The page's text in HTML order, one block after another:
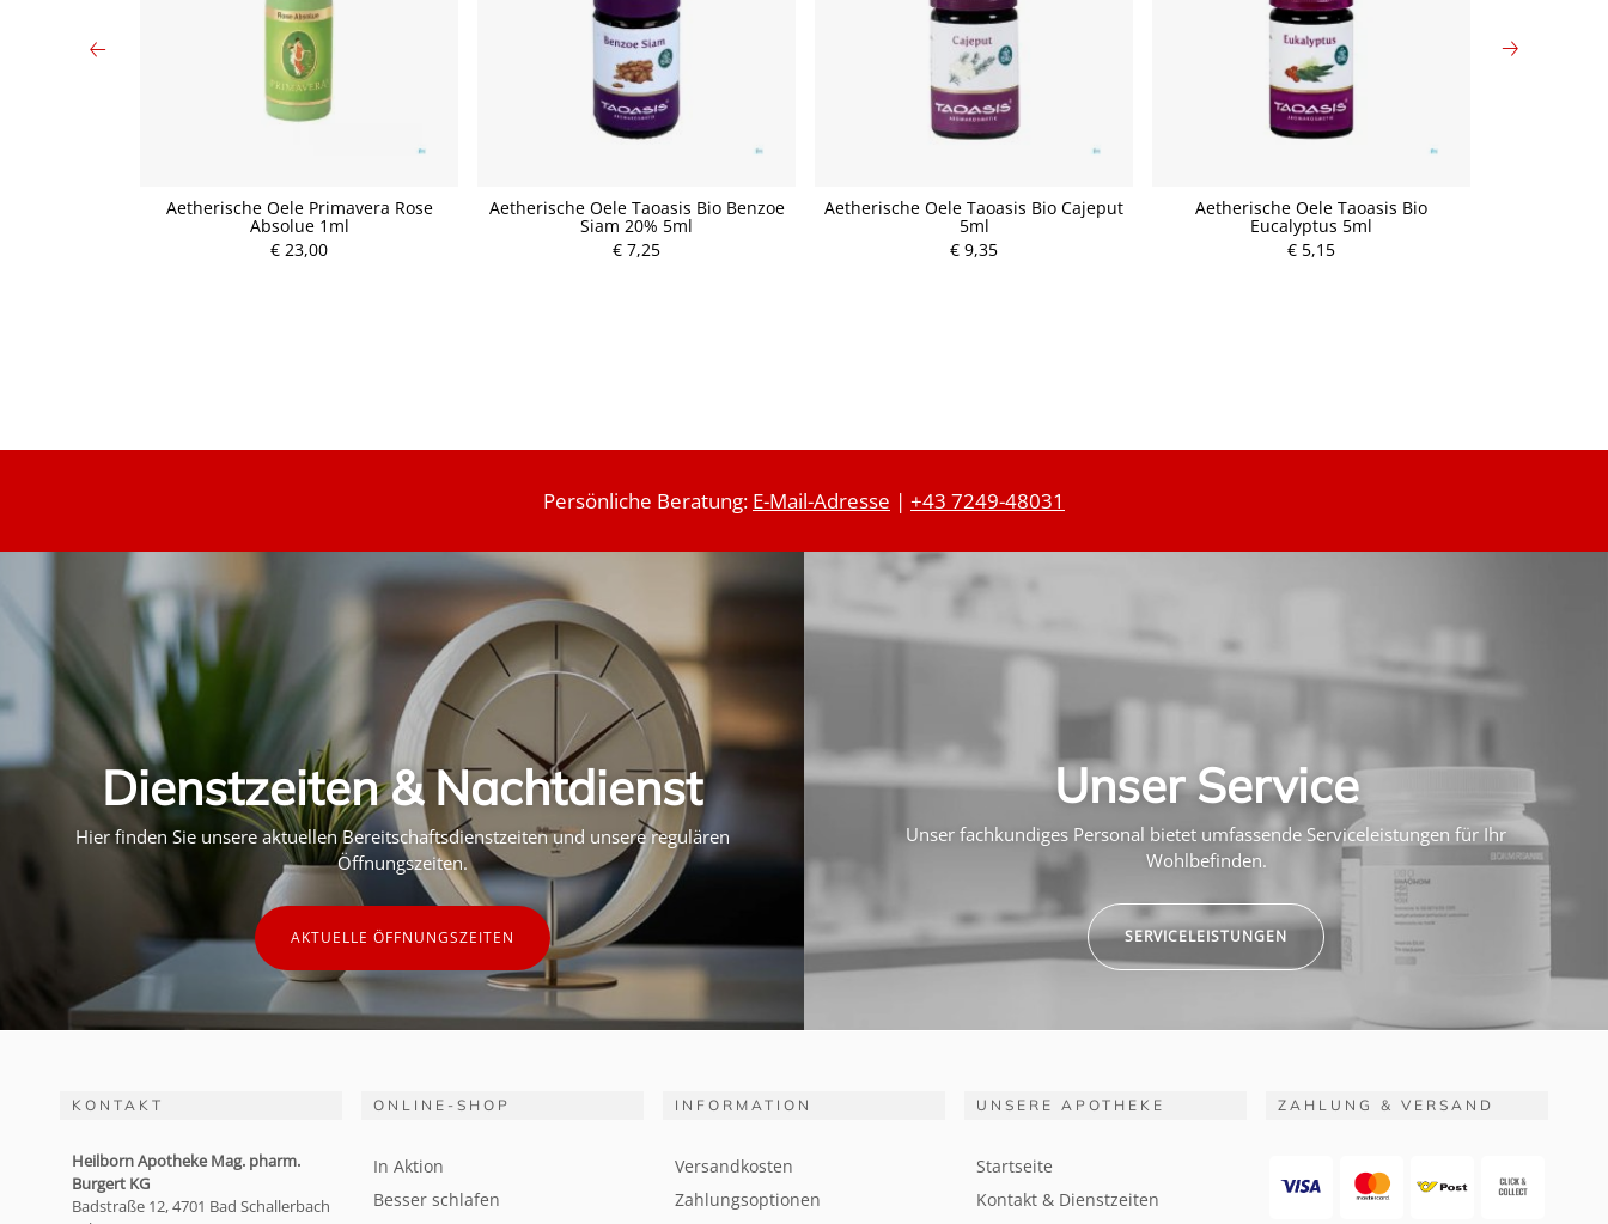
Aetherische Oele Primavera Rose
Absolue 1ml
€ 23,00
Aetherische Oele Taoasis Bio Benzoe
Siam 20% 5ml
€ 7,25
Aetherische Oele Taoasis Bio Cajeput
5ml
€ 9,35
Aetherische Oele Taoasis Bio
Eucalyptus 5ml
€ 5,15
P
P r P
Persönliche Beratung: E-Mail-Adresse | +43 7249-48031
Dienstzeiten & Nachtdienst
Hier finden Sie unsere aktuellen Bereitschaftsdienstzeiten und unsere regulären
Öffnungszeiten.
AKTUELLE ÖFFNUNGSZEITEN
Unser Service
Unser fachkundiges Personal bietet umfassende Serviceleistungen für Ihr
Wohlbefinden.
SERVICELEISTUNGEN
KONTAKT
Heilborn Apotheke Mag. pharm.
Burgert KG
Badstraße 12, 4701 Bad Schallerbach
ONLINE-SHOP
In Aktion
Besser schlafen
INFORMATION
Versandkosten
Zahlungsoptionen
UNSERE APOTHEKE
Startseite
Kontakt & Dienstzeiten
ZAHLUNG & VERSAND